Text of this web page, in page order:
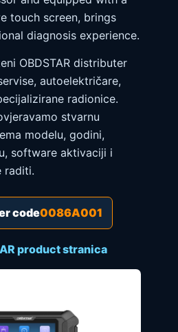
touch screen, brings
diagnosis experience.
OBDSTAR distributer
autoelektričare,
radionice.
stvarnu
modelu, godini,
software aktivaciji i
raditi.
code0086A001
product stranica